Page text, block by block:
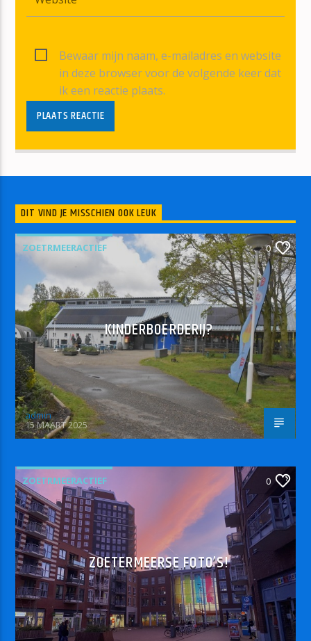
Bewaar mijn naam, e-mailadres en website
in deze browser voor de volgende keer dat
ik een reactie plaats.
DIT VIND JE MISSCHIEN OOK LEUK
ZOETRMEERACTIEF 0
KINDERBOERDERIJ?
admin
15 MAART 2025
ZOETRMEERACTIEF 0
ZOETERMEERSE FOTO’S!